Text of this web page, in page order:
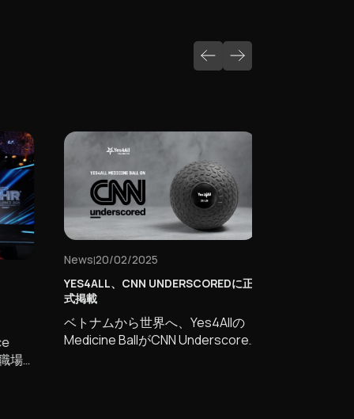
場
News|20/02/2025
YES4ALL、CNN UNDERSCOREDに正
式掲載
ベトナムから世界へ、Yes4Allの
Medicine BallがCNN Underscored